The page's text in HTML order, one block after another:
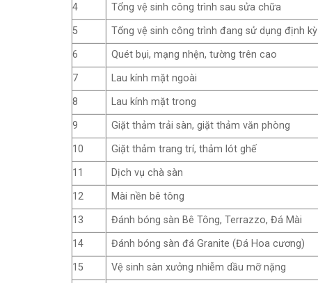
4
Tổng vệ sinh công trình sau sửa chữa
5
Tổng vệ sinh công trình đang sử dụng định kỳ
6
Quét bụi, mạng nhện, tường trên cao
7
Lau kính mặt ngoài
8
Lau kính mặt trong
9
Giặt thảm trải sàn, giặt thảm văn phòng
10
Giặt thảm trang trí, thảm lót ghế
11
Dịch vụ chà sàn
12
Mài nền bê tông
13
Đánh bóng sàn Bê Tông, Terrazzo, Đá Mài
14
Đánh bóng sàn đá Granite (Đá Hoa cương)
15
Vệ sinh sàn xưởng nhiễm dầu mỡ nặng